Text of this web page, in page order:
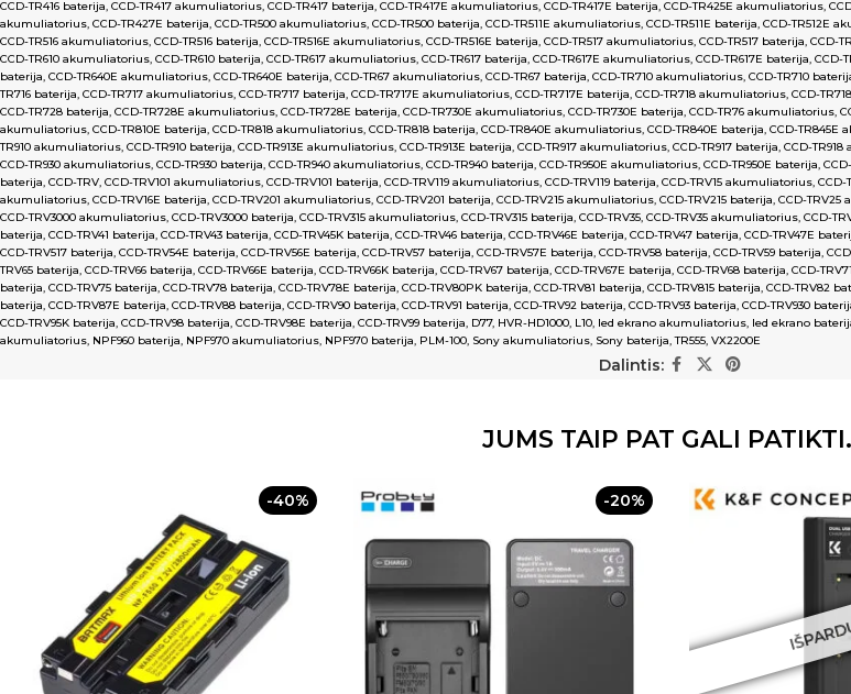
CCD-TR416 baterija, CCD-TR417 akumuliatorius, CCD-TR417 baterija, CCD-TR417E akumuliatorius, CCD-TR417E baterija, CCD-TR425E akumuliatorius,
akumuliatorius, CCD-TR427E baterija, CCD-TR500 akumuliatorius, CCD-TR500 baterija, CCD-TR511E akumuliatorius, CCD-TR511E baterija, CCD-TR512E
CCD-TR516 akumuliatorius, CCD-TR516 baterija, CCD-TR516E akumuliatorius, CCD-TR516E baterija, CCD-TR517 akumuliatorius, CCD-TR517 baterija, CCD-
CCD-TR610 akumuliatorius, CCD-TR610 baterija, CCD-TR617 akumuliatorius, CCD-TR617 baterija, CCD-TR617E akumuliatorius, CCD-TR617E baterija, CCD-
baterija, CCD-TR640E akumuliatorius, CCD-TR640E baterija, CCD-TR67 akumuliatorius, CCD-TR67 baterija, CCD-TR710 akumuliatorius, CCD-TR710
TR716 baterija, CCD-TR717 akumuliatorius, CCD-TR717 baterija, CCD-TR717E akumuliatorius, CCD-TR717E baterija, CCD-TR718 akumuliatorius, CCD-
CCD-TR728 baterija, CCD-TR728E akumuliatorius, CCD-TR728E baterija, CCD-TR730E akumuliatorius, CCD-TR730E baterija, CCD-TR76 akumuliatorius,
akumuliatorius, CCD-TR810E baterija, CCD-TR818 akumuliatorius, CCD-TR818 baterija, CCD-TR840E akumuliatorius, CCD-TR840E baterija, CCD-TR845E
TR910 akumuliatorius, CCD-TR910 baterija, CCD-TR913E akumuliatorius, CCD-TR913E baterija, CCD-TR917 akumuliatorius, CCD-TR917 baterija, CCD-
CCD-TR930 akumuliatorius, CCD-TR930 baterija, CCD-TR940 akumuliatorius, CCD-TR940 baterija, CCD-TR950E akumuliatorius, CCD-TR950E baterija,
baterija, CCD-TRV, CCD-TRV101 akumuliatorius, CCD-TRV101 baterija, CCD-TRV119 akumuliatorius, CCD-TRV119 baterija, CCD-TRV15 akumuliatorius, CCD-
akumuliatorius, CCD-TRV16E baterija, CCD-TRV201 akumuliatorius, CCD-TRV201 baterija, CCD-TRV215 akumuliatorius, CCD-TRV215 baterija, CCD-
CCD-TRV3000 akumuliatorius, CCD-TRV3000 baterija, CCD-TRV315 akumuliatorius, CCD-TRV315 baterija, CCD-TRV35, CCD-TRV35 akumuliatorius, CCD-
baterija, CCD-TRV41 baterija, CCD-TRV43 baterija, CCD-TRV45K baterija, CCD-TRV46 baterija, CCD-TRV46E baterija, CCD-TRV47 baterija, CCD-TRV47E
CCD-TRV517 baterija, CCD-TRV54E baterija, CCD-TRV56E baterija, CCD-TRV57 baterija, CCD-TRV57E baterija, CCD-TRV58 baterija, CCD-TRV59 baterija,
TRV65 baterija, CCD-TRV66 baterija, CCD-TRV66E baterija, CCD-TRV66K baterija, CCD-TRV67 baterija, CCD-TRV67E baterija, CCD-TRV68 baterija, CCD-
baterija, CCD-TRV75 baterija, CCD-TRV78 baterija, CCD-TRV78E baterija, CCD-TRV80PK baterija, CCD-TRV81 baterija, CCD-TRV815 baterija, CCD-TRV82
baterija, CCD-TRV87E baterija, CCD-TRV88 baterija, CCD-TRV90 baterija, CCD-TRV91 baterija, CCD-TRV92 baterija, CCD-TRV93 baterija, CCD-TRV930
CCD-TRV95K baterija, CCD-TRV98 baterija, CCD-TRV98E baterija, CCD-TRV99 baterija, D77, HVR-HD1000, L10, led ekrano akumuliatorius, led ekrano
akumuliatorius, NPF960 baterija, NPF970 akumuliatorius, NPF970 baterija, PLM-100, Sony akumuliatorius, Sony baterija, TR555, VX2200E
Dalintis:
JUMS TAIP PAT GALI
-40% -20%